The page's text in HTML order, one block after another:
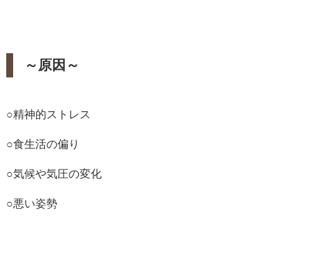
～原因～
○精神的ストレス
○食生活の偏り
○気候や気圧の変化
○悪い姿勢